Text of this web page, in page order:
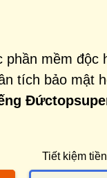
phần mềm
tích bảo mật
Tiết kiệm